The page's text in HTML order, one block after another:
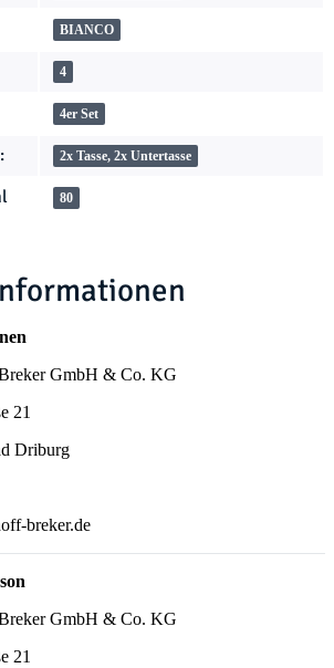
BIANCO
4
4er Set
2x Tasse, 2x Untertasse
80
GmbH & Co. KG
21
Driburg
breker.de
GmbH & Co. KG
21